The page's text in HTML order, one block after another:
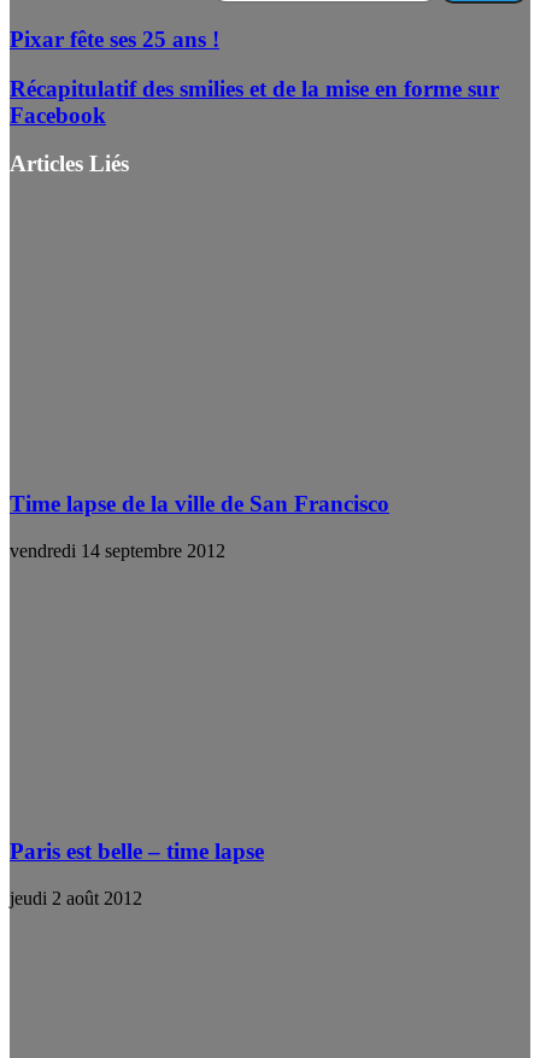
Pixar fête ses 25 ans !
Récapitulatif des smilies et de la mise en forme sur
Facebook
Articles Liés
Time lapse de la ville de San Francisco
vendredi 14 septembre 2012
Paris est belle – time lapse
jeudi 2 août 2012